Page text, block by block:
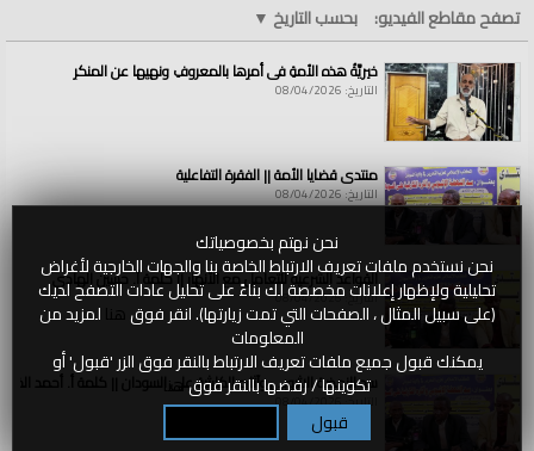
نحن نهتم بخصوصياتك
نحن نستخدم ملفات تعريف الارتباط الخاصة بنا والجهات الخارجية لأغراض
تحليلية ولإظهار إعلانات مخصصة لك بناءً على تحليل عادات التصفح لديك
(على سبيل المثال ، الصفحات التي تمت زيارتها). انقر فوق لمزيد من
المعلومات
يمكنك قبول جميع ملفات تعريف الارتباط بالنقر فوق الزر 'قبول' أو
تكوينها / رفضها بالنقر فوق
قبول
تنويه: "منبر الأمة" هي قناة مختصة تنشر تسجيلات الخلافة المختارة مما يعده
أبناء الأمة الإسلامية، وتسجيلاتها ليست صادرة عن حزب التحرير أو أية جهة رسمية
فيه، وإنما هي تسجيلات أبناء الأمة الإسلامية، ننشرها على صفحاتنا من باب نشر
ما نرى فيه الخير للإسلام والمسلمين.
الفئات:
منبر الأمة
قنوات:
منبر الأمة
كفرتعال|نصرة|لكفروما
بتشكيل| كتائب|ثورية|مستقلة|بديلة|عن|المنظومةالفصائلية
تصفح مقاطع الفيديو: بحسب التاريخ ▼
خيريَّةُ هذه الأمةِ في أمرِها بالمعروفِ ونهيِها عن المنكرِ
التاريخ: 08/04/2026
منتدى قضايا الأمة || الفقرة التفاعلية
التاريخ: 08/04/2026
القواعد الشرعية للتعامل مع الأنهار || كلمة أ. حسين الهادي
التاريخ: 08/04/2026
سد النهضة الاثيوبي وآثاره الكارثية على السودان || كلمة أ. أحمد
التاريخ: 08/04/2026